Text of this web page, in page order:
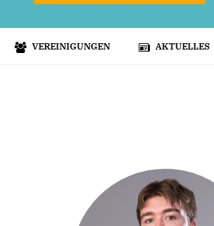
VEREINIGUNGEN AKTUELLES